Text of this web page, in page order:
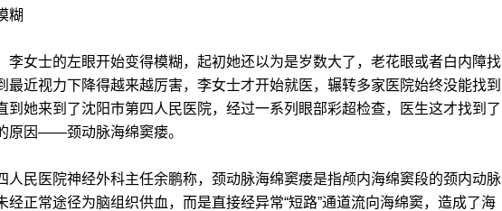
糊
女士的左眼开始变得模糊，起初她还以为是岁数大了，老花眼或者白内障找
最近视力下降得越来越厉害，李女士才开始就医，辗转多家医院始终没能找到
到她来到了沈阳市第四人民医院，经过一系列眼部彩超检查，医生这才找到了
原因——颈动脉海绵窦瘘。
民医院神经外科主任余鹏称，颈动脉海绵窦瘘是指颅内海绵窦段的颈内动脉
经正常途径为脑组织供血，而是直接经异常“短路”通道流向海绵窦，造成了海